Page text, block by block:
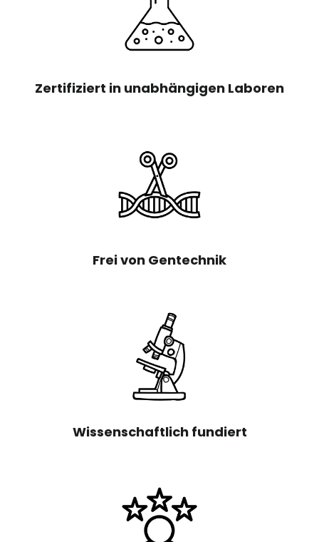
Zertifiziert in unabhängigen Laboren
Frei von Gentechnik
Wissenschaftlich fundiert